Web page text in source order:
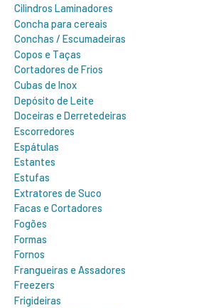
Cilindros Laminadores
Concha para cereais
Conchas / Escumadeiras
Copos e Taças
Cortadores de Frios
Cubas de Inox
Depósito de Leite
Doceiras e Derretedeiras
Escorredores
Espátulas
Estantes
Estufas
Extratores de Suco
Facas e Cortadores
Fogões
Formas
Fornos
Frangueiras e Assadores
Freezers
Frigideiras